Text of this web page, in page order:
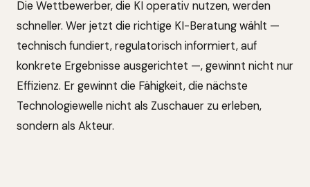
Die Wettbewerber, die KI operativ nutzen, werden
schneller. Wer jetzt die richtige KI-Beratung wählt —
technisch fundiert, regulatorisch informiert, auf
konkrete Ergebnisse ausgerichtet —, gewinnt nicht nur
Effizienz. Er gewinnt die Fähigkeit, die nächste
Technologiewelle nicht als Zuschauer zu erleben,
sondern als Akteur.